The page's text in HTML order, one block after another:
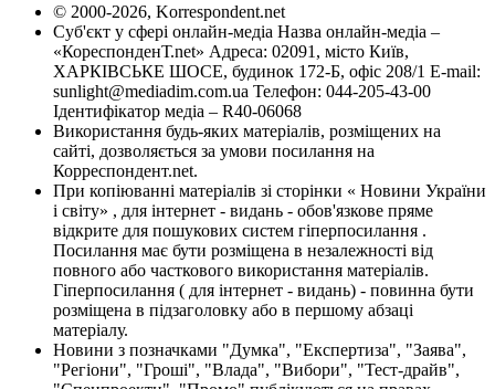
© 2000-2026, Korrespondent.net
Суб'єкт у сфері онлайн-медіа Назва онлайн-медіа –
«КореспонденТ.net» Адреса: 02091, місто Київ,
ХАРКІВСЬКЕ ШОСЕ, будинок 172-Б, офіс 208/1 E-mail:
sunlight@mediadim.com.ua Телефон: 044-205-43-00
Ідентифікатор медіа – R40-06068
Використання будь-яких матеріалів, розміщених на
сайті, дозволяється за умови посилання на
Корреспондент.net.
При копіюванні матеріалів зі сторінки « Новини України
і світу» , для інтернет - видань - обов'язкове пряме
відкрите для пошукових систем гіперпосилання .
Посилання має бути розміщена в незалежності від
повного або часткового використання матеріалів.
Гіперпосилання ( для інтернет - видань) - повинна бути
розміщена в підзаголовку або в першому абзаці
матеріалу.
Новини з позначками "Думка", "Експертиза", "Заява",
"Регіони", "Гроші", "Влада", "Вибори", "Тест-драйв",